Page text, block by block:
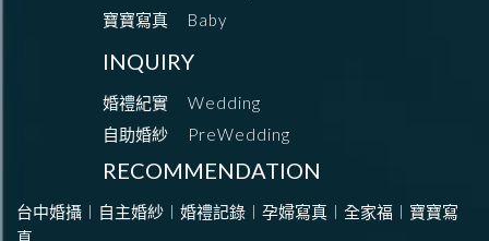
寶寶寫真
Baby
INQUIRY
婚禮紀實
Wedding
自助婚紗
PreWedding
RECOMMENDATION
台中婚攝︱自主婚紗︱婚禮記錄︱孕婦寫真︱全家福︱寶寶寫